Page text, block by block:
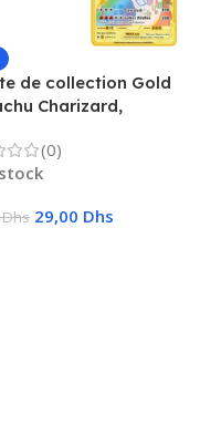
de collection Gold
Charizard,
(0)
Dhs 29,00 Dhs